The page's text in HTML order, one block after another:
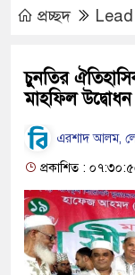
প্রচ্ছদ
চুনতির
মাহফিল উদ্বোধন
এরশাদ আলম,
প্রকাশিত :